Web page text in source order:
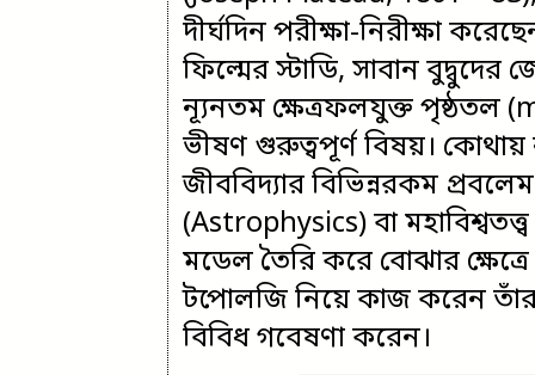
দীর্ঘদিন পরীক্ষা-নিরীক্ষা
ফিল্মের স্টাডি, সাবান
ন্যূনতম ক্ষেত্রফলযুক্ত
ভীষণ গুরুত্বপূর্ণ বিষয়।
জীববিদ্যার বিভিন্নরকম প্রবলেম
(Astrophysics) বা
মডেল তৈরি করে বোঝার
টপোলজি নিয়ে কাজ করেন
বিবিধ গবেষণা করেন।